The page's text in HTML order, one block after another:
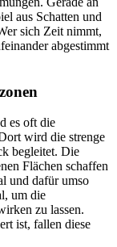
aus Schatten und
sich Zeit nimmt,
abgestimmt
es oft die
wird die strenge
begleitet. Die
Flächen schaffen
und dafür umso
um die
zu lassen.
ist, fallen diese